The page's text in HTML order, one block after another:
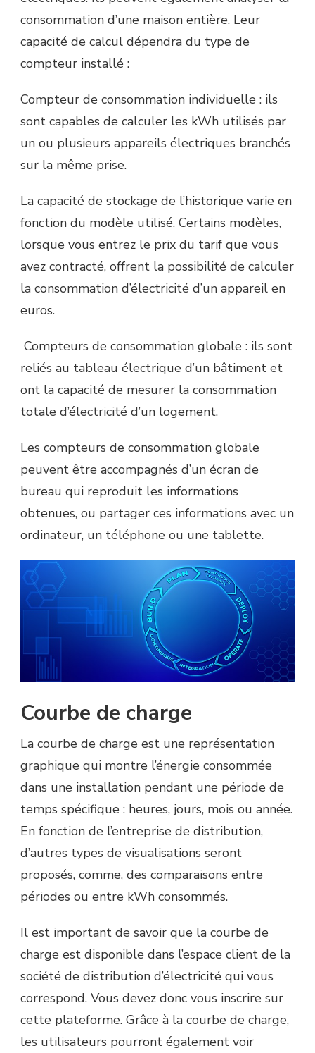
consommation d’une maison entière. Leur
capacité de calcul dépendra du type de
compteur installé :
Compteur de consommation individuelle : ils
sont capables de calculer les kWh utilisés par
un ou plusieurs appareils électriques branchés
sur la même prise.
La capacité de stockage de l’historique varie en
fonction du modèle utilisé. Certains modèles,
lorsque vous entrez le prix du tarif que vous
avez contracté, offrent la possibilité de calculer
la consommation d’électricité d’un appareil en
euros.
Compteurs de consommation globale : ils sont
reliés au tableau électrique d’un bâtiment et
ont la capacité de mesurer la consommation
totale d’électricité d’un logement.
Les compteurs de consommation globale
peuvent être accompagnés d’un écran de
bureau qui reproduit les informations
obtenues, ou partager ces informations avec un
ordinateur, un téléphone ou une tablette.
Courbe de charge
La courbe de charge est une représentation
graphique qui montre l’énergie consommée
dans une installation pendant une période de
temps spécifique : heures, jours, mois ou année.
En fonction de l’entreprise de distribution,
d’autres types de visualisations seront
proposés, comme, des comparaisons entre
périodes ou entre kWh consommés.
Il est important de savoir que la courbe de
charge est disponible dans l’espace client de la
société de distribution d’électricité qui vous
correspond. Vous devez donc vous inscrire sur
cette plateforme. Grâce à la courbe de charge,
les utilisateurs pourront également voir